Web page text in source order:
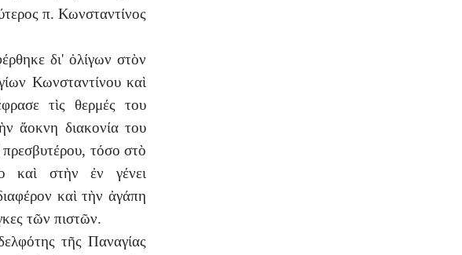
π. Κωνσταντίνος
δι' ὀλίγων στὸν
Κωνσταντίνου καὶ
τὶς θερμές του
ἄοκνη διακονία του
τόσο στὸ
καὶ στὴν ἐν γένει
καὶ τὴν ἀγάπη
τῶν πιστῶν.
τῆς Παναγίας